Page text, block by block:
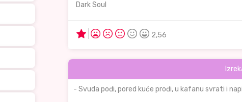
Dark Soul
2,56
- Svuda pođi, pored kuće prođi, u kafanu svrati i